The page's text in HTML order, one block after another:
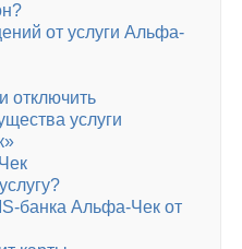
от услуги Альфа-
отключить
услуги
банка Альфа-Чек от